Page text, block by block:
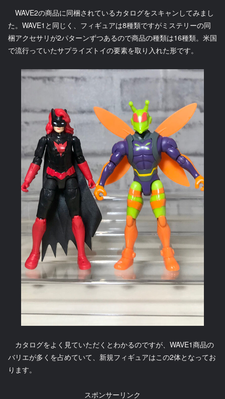
WAVE2の商品に同梱されているカタログをスキャンしてみまし
た。WAVE1と同じく、フィギュアは8種類ですがミステリーの同
梱アクセサリが2パターンずつあるので商品の種類は16種類。米国
で流行っていたサプライズトイの要素を取り入れた形です。
カタログをよく見ていただくとわかるのですが、WAVE1商品の
バリエが多くを占めていて、新規フィギュアはこの2体となってお
ります。
スポンサーリンク